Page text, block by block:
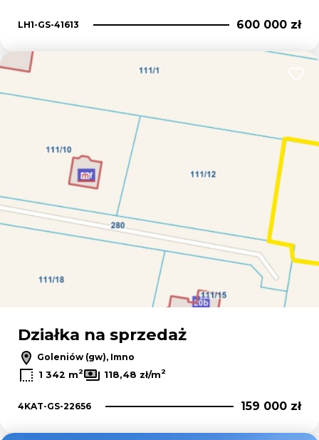
LH1-GS-41613 600 000 zł
Działka na sprzedaż
Goleniów (gw), Imno
1 342 m2 118,48 zł/m2
4KAT-GS-22656 159 000 zł